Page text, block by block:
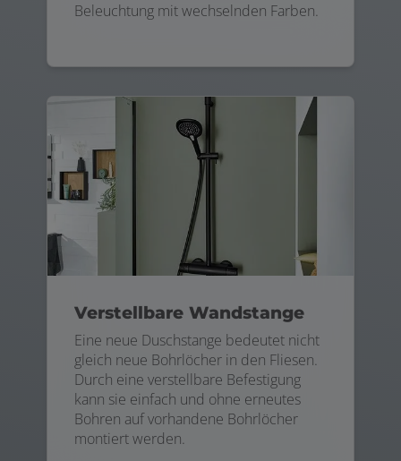
Beleuchtung mit wechselnden Farben.
Verstellbare Wandstange
Eine neue Duschstange bedeutet nicht
gleich neue Bohrlöcher in den Fliesen.
Durch eine verstellbare Befestigung
kann sie einfach und ohne erneutes
Bohren auf vorhandene Bohrlöcher
montiert werden.